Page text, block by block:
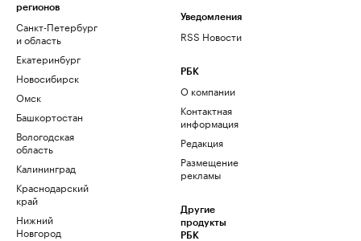
регионов
Санкт-Петербург
и область
Екатеринбург
Новосибирск
Омск
Башкортостан
Вологодская
область
Калининград
Краснодарский
край
Нижний
Новгород
Уведомления
RSS Новости
РБК
О компании
Контактная
информация
Редакция
Размещение
рекламы
Другие
продукты
РБК